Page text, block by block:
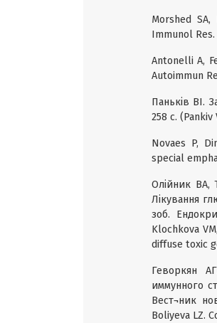
Morshed
Immunol Res.
Antonelli A,
Autoimmun
Паньків ВІ.
258 с.
Novaes P,
special
Олійник ВА,
Лікування
зоб.
Klochkova
diffuse toxic
Геворкян
иммунного
Вест¬ник
Boliyeva LZ.